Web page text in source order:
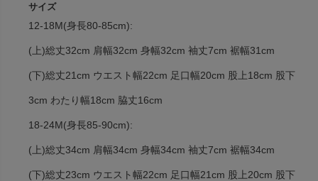
サイズ
12-18M(身長80-85cm):
(上)総丈32cm 肩幅32cm 身幅32cm 袖丈7cm 裾幅31cm
(下)総丈21cm ウエスト幅22cm 足口幅20cm 股上18cm 股下
3cm わたり幅18cm 脇丈16cm
18-24M(身長85-90cm):
(上)総丈34cm 肩幅34cm 身幅34cm 袖丈7cm 裾幅34cm
(下)総丈23cm ウエスト幅22cm 足口幅21cm 股上20cm 股下